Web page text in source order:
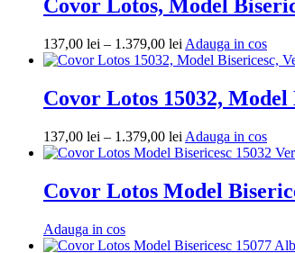
Covor Lotos, Model
137,00 lei – 1.379,00 lei Interval
de
137,00 lei
până
1.379,00 lei
Adauga in cos
in
Covor Lotos 15032,
137,00 lei – 1.379,00 lei Interval
de
137,00 lei
până
Adauga in cos
in
Covor Lotos Model
Adauga in cosAdauga
in